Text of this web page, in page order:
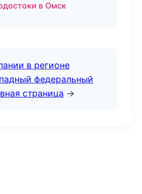
в Омск
в регионе
федеральный
страница →